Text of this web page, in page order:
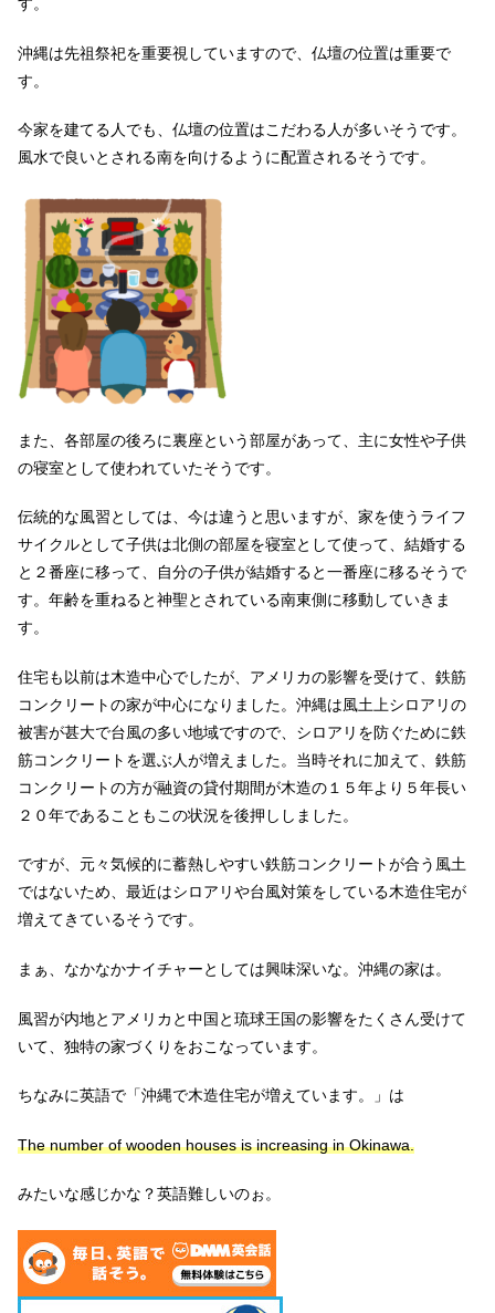
沖縄は先祖祭祀を重要視していますので、仏壇の位置は重要で
す。
今家を建てる人でも、仏壇の位置はこだわる人が多いそうです。
風水で良いとされる南を向けるように配置されるそうです。
また、各部屋の後ろに裏座という部屋があって、主に女性や子供
の寝室として使われていたそうです。
伝統的な風習としては、今は違うと思いますが、家を使うライフ
サイクルとして子供は北側の部屋を寝室として使って、結婚する
と２番座に移って、自分の子供が結婚すると一番座に移るそうで
す。年齢を重ねると神聖とされている南東側に移動していきま
す。
住宅も以前は木造中心でしたが、アメリカの影響を受けて、鉄筋
コンクリートの家が中心になりました。沖縄は風土上シロアリの
被害が甚大で台風の多い地域ですので、シロアリを防ぐために鉄
筋コンクリートを選ぶ人が増えました。当時それに加えて、鉄筋
コンクリートの方が融資の貸付期間が木造の１５年より５年長い
２０年であることもこの状況を後押ししました。
ですが、元々気候的に蓄熱しやすい鉄筋コンクリートが合う風土
ではないため、最近はシロアリや台風対策をしている木造住宅が
増えてきているそうです。
まぁ、なかなかナイチャーとしては興味深いな。沖縄の家は。
風習が内地とアメリカと中国と琉球王国の影響をたくさん受けて
いて、独特の家づくりをおこなっています。
ちなみに英語で「沖縄で木造住宅が増えています。」は
The number of wooden houses is increasing in Okinawa.
みたいな感じかな？英語難しいのぉ。